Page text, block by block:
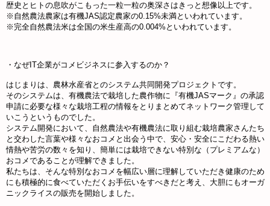
歴史とヒトの息吹がこもった一粒一粒の奥深さはきっと想像以上です。
※自然農法農家は有機JAS認定農家の0.15%未満といわれています。
※完全自然農法米は全国の米生産高の0.004%といわれています。
・なぜIT企業がコメビジネスに参入するのか？
はじまりは、農林水産省とのシステム共同開発プロジェクトです。
そのシステムは、有機農法で栽培した農作物に『有機JASマーク』の承認
申請に必要な様々な栽培工程の情報をとりまとめてネットワーク管理して
いこうというものでした。
システム開発において、自然農法や有機農法に取り組む栽培農家さんたち
と交わした言葉や様々なおコメと出会う中で、安心・安全にこだわる熱い
情熱や苦労の数々を知り、簡単には栽培できない特別な（プレミアムな）
おコメであることが理解できました。
私たちは、そんな特別なおコメを幅広い層に理解していただき健康のため
にも積極的に食べていただくお手伝いをすべきだと考え、大胆にもオーガ
ニックライスの販売を開始しました。